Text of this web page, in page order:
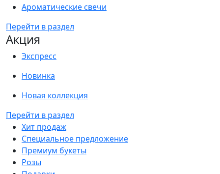
Ароматические свечи
Перейти в раздел
Акция
Экспресс
Новинка
Новая коллекция
Перейти в раздел
Хит продаж
Специальное предложение
Премиум букеты
Розы